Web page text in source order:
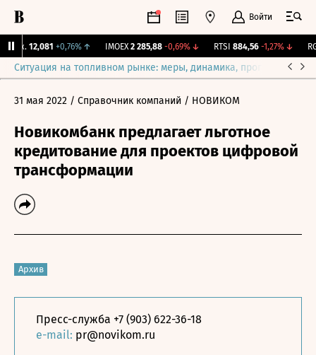
Войти
12,081 +0,76%↑ IMOEX 2 285,88 -0,69%↓ RTSI 884,56 -1,27%↓
Ситуация на топливном рынке: меры, динамика, прогнозы
31 мая 2022 / Справочник компаний / НОВИКОМ
Новикомбанк предлагает льготное
кредитование для проектов цифровой
трансформации
Архив
Пресс-служба +7 (903) 622-36-18
e-mail: pr@novikom.ru